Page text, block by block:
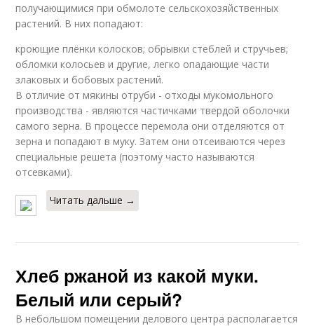
получающимися при обмолоте сельскохозяйственных
растений. В них попадают:
кроющие плёнки колосков; обрывки стеблей и стручьев;
обломки колосьев и другие, легко опадающие части
злаковых и бобовых растений.
В отличие от мякины отруби - отходы мукомольного
производства - являются частичками твердой оболочки
самого зерна. В процессе перемола они отделяются от
зерна и попадают в муку. Затем они отсеиваются через
специальные решета (поэтому часто называются
отсевками).
Читать дальше →
Хлеб ржаной из какой муки.
Белый или серый?
В небольшом помещении делового центра располагается